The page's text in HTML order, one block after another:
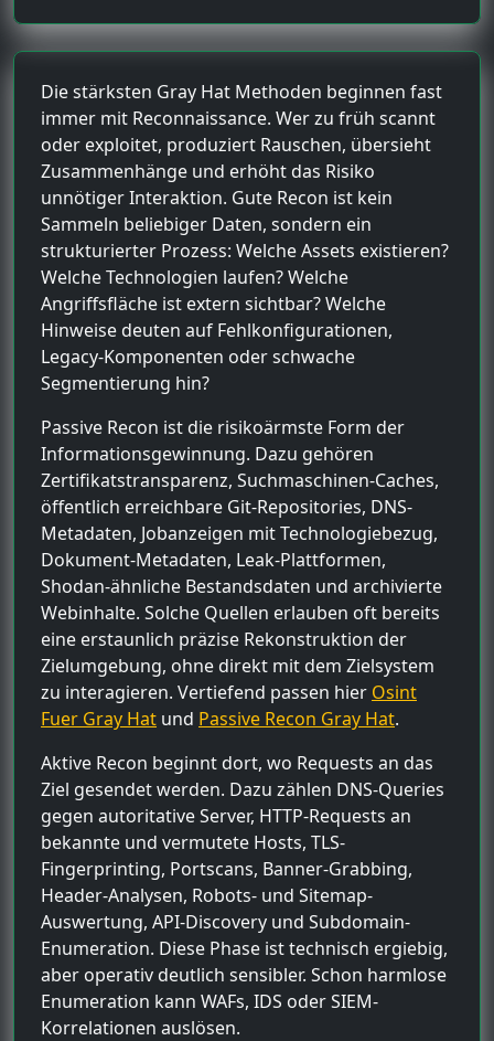
Die stärksten Gray Hat Methoden beginnen fast
immer mit Reconnaissance. Wer zu früh scannt
oder exploitet, produziert Rauschen, übersieht
Zusammenhänge und erhöht das Risiko
unnötiger Interaktion. Gute Recon ist kein
Sammeln beliebiger Daten, sondern ein
strukturierter Prozess: Welche Assets existieren?
Welche Technologien laufen? Welche
Angriffsfläche ist extern sichtbar? Welche
Hinweise deuten auf Fehlkonfigurationen,
Legacy-Komponenten oder schwache
Segmentierung hin?
Passive Recon ist die risikoärmste Form der
Informationsgewinnung. Dazu gehören
Zertifikatstransparenz, Suchmaschinen-Caches,
öffentlich erreichbare Git-Repositories, DNS-
Metadaten, Jobanzeigen mit Technologiebezug,
Dokument-Metadaten, Leak-Plattformen,
Shodan-ähnliche Bestandsdaten und archivierte
Webinhalte. Solche Quellen erlauben oft bereits
eine erstaunlich präzise Rekonstruktion der
Zielumgebung, ohne direkt mit dem Zielsystem
zu interagieren. Vertiefend passen hier Osint
Fuer Gray Hat und Passive Recon Gray Hat.
Aktive Recon beginnt dort, wo Requests an das
Ziel gesendet werden. Dazu zählen DNS-Queries
gegen autoritative Server, HTTP-Requests an
bekannte und vermutete Hosts, TLS-
Fingerprinting, Portscans, Banner-Grabbing,
Header-Analysen, Robots- und Sitemap-
Auswertung, API-Discovery und Subdomain-
Enumeration. Diese Phase ist technisch ergiebig,
aber operativ deutlich sensibler. Schon harmlose
Enumeration kann WAFs, IDS oder SIEM-
Korrelationen auslösen.